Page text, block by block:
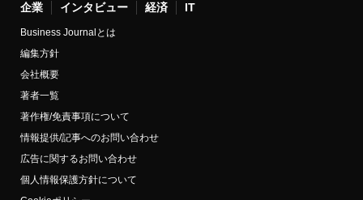
企業 インタビュー 経済 IT
Business Journalとは
編集方針
会社概要
著者一覧
著作権/免責事項について
情報提供/記事へのお問い合わせ
広告に関するお問い合わせ
個人情報保護方針について